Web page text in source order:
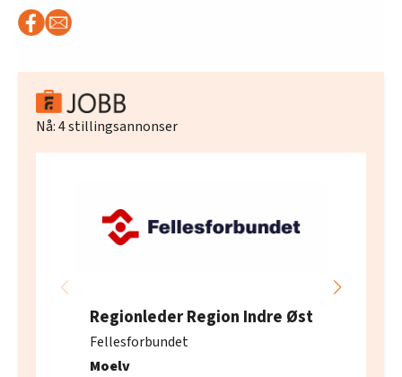
Nå:4stillingsannonser
Regionleder Region Indre Øst
Fellesforbundet
Moelv